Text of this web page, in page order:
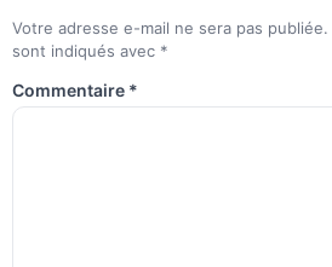
Votre adresse e-mail ne sera pas publiée.
sont indiqués avec *
Commentaire *